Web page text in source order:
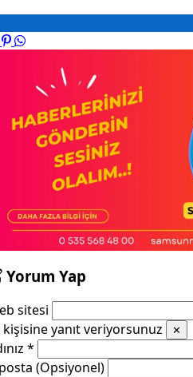
Yorum Yap
sitesi
kişisine yanıt veriyorsunuz
✕
*
(Opsiyonel)